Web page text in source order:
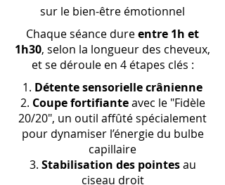
sur le bien-être émotionnel
Chaque séance dureentre 1h et
1h30, selon la longueur des cheveux,
et se déroule en 4 étapes clés :
Détente sensorielle crânienne
Coupe fortifianteavec le "Fidèle
20/20", un outil affûté spécialement
pour dynamiser l’énergie du bulbe
capillaire
Stabilisation des pointesau
ciseau droit